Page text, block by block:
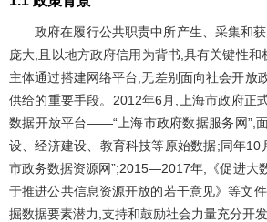
政府在履行公共职责中所产生、采集和
庞大,且以地方政府信用为背书,具有关键性和
主体通过搭建网络平台,无差别面向社会开放
供给的重要手段。2012年6月,上海市政府正
数据开放平台——“上海市政府数据服务网”,
设、经济建设、教育科技等原始数据;同年10
市政务数据资源网”;2015—2017年,《促进大
于推进公共信息资源开放的若干意见》等文
掘数据要素潜力,支持和鼓励社会力量充分开